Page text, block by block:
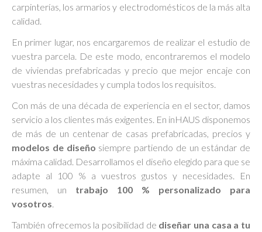
carpinterías, los armarios y electrodomésticos de la más alta
calidad.
En primer lugar, nos encargaremos de realizar el estudio de
vuestra parcela. De este modo, encontraremos el modelo
de viviendas prefabricadas y precio que mejor encaje con
vuestras necesidades y cumpla todos los requisitos.
Con más de una década de experiencia en el sector, damos
servicio a los clientes más exigentes. En inHAUS disponemos
de más de un centenar de casas prefabricadas, precios y
modelos de diseño siempre partiendo de un estándar de
máxima calidad. Desarrollamos el diseño elegido para que se
adapte al 100 % a vuestros gustos y necesidades. En
resumen, un trabajo 100 % personalizado para
vosotros
También ofrecemos la posibilidad de diseñar una casa a tu